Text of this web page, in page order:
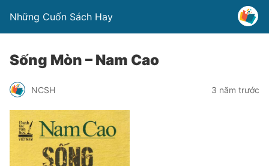
Những Cuốn Sách Hay
Sống Mòn – Nam Cao
NCSH 3 năm trước